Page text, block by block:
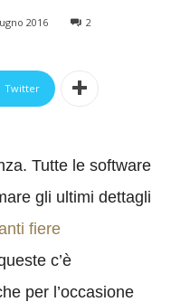
2016 2
Twitter
Tutte le software
gli ultimi dettagli
fiere
c’è
per l’occasione